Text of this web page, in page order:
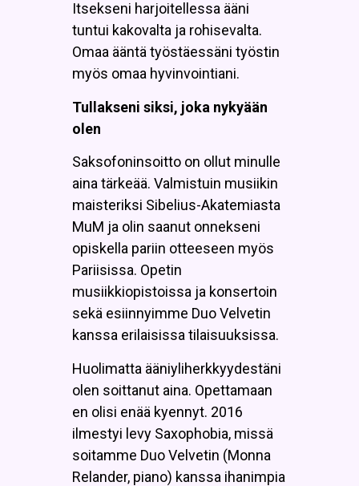
Itsekseni harjoitellessa ääni
tuntui kakovalta ja rohisevalta.
Omaa ääntä työstäessäni työstin
myös omaa hyvinvointiani.
Tullakseni siksi, joka nykyään
olen
Saksofoninsoitto on ollut minulle
aina tärkeää. Valmistuin musiikin
maisteriksi Sibelius-Akatemiasta
MuM ja olin saanut onnekseni
opiskella pariin otteeseen myös
Pariisissa. Opetin
musiikkiopistoissa ja konsertoin
sekä esiinnyimme Duo Velvetin
kanssa erilaisissa tilaisuuksissa.
Huolimatta ääniyliherkkyydestäni
olen soittanut aina. Opettamaan
en olisi enää kyennyt. 2016
ilmestyi levy Saxophobia, missä
soitamme Duo Velvetin (Monna
Relander, piano) kanssa ihanimpia